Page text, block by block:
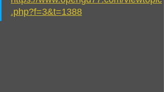
.php?f=3&t=1388